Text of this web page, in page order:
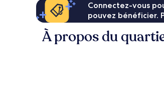
Connectez-vous
pouvez bénéficier.
À propos du